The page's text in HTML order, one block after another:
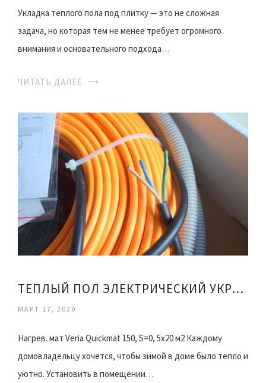
Укладка теплого пола под плитку — это не сложная
задача, но которая тем не менее требует огромного
внимания и основательного подхода…
ЧИТАТЬ ДАЛЕЕ
ТЕПЛЫЙ ПОЛ ЭЛЕКТРИЧЕСКИЙ УКРАИНЕ
МАРТ 17, 2020
Нагрев. мат Veria Quickmat 150, S=0, 5x20 м2 Каждому
домовладельцу хочется, чтобы зимой в доме было тепло и
уютно. Установить в помещении…